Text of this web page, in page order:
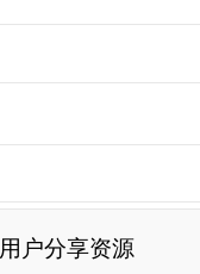
用户分享资源